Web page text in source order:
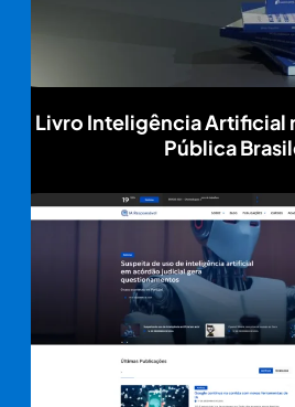
Livro Inteligência Artificial
Pública